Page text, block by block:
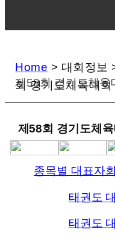
Home > 대회정보
회 경기도체육대
제58회 경기도체육
제58회 경기도체육
종목별 대표자
태권도
태권도